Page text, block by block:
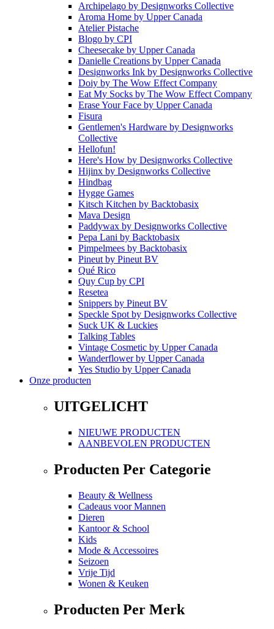
Archipelago by Designworks Collective
Aroma Home by Upper Canada
Atelier Pistache
Blogo by CPI
Cheesecake by Upper Canada
Danielle Creations by Upper Canada
Designworks Ink by Designworks Collective
Doiy by The Wow Effect Company
Eat My Socks by The Wow Effect Company
Erase Your Face by Upper Canada
Fisura
Gentlemen's Hardware by Designworks
Collective
Hellofun!
Here's How by Designworks Collective
Hijinx by Designworks Collective
Hindbag
Hygge Games
Kitsch Kitchen by Backtobasix
Mava Design
Paddywax by Designworks Collective
Pepa Lani by Backtobasix
Pimpelmees by Backtobasix
Pineutby Pineut BV
Qué Rico
Quy Cup by CPI
Resetea
Snippers by Pineut BV
Speckle Spotby Designworks Collective
Suck UK & Luckies
Talking Tables
Vintage Cosmetic by Upper Canada
Wanderflowerby Upper Canada
Yes Studio by Upper Canada
Onze producten
UITGELICHT
NIEUWE PRODUCTEN
AANBEVOLEN PRODUCTEN
Producten Per Categorie
Beauty & Wellness
Cadeaus voor Mannen
Dieren
Kantoor & School
Kids
Mode & Accessoires
Seizoen
Vrije Tijd
Wonen & Keuken
Producten Per Merk